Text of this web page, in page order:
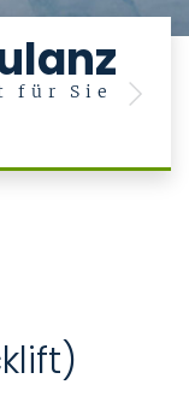
für Sie
Next